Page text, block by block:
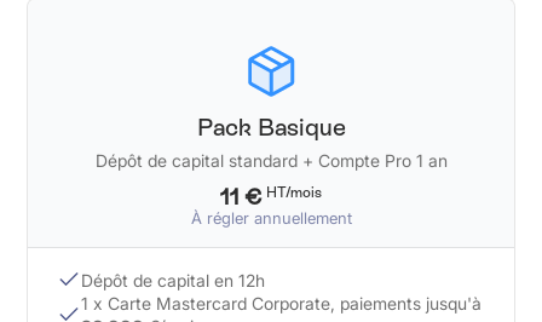
Pack Basique
Dépôt de capital standard + Compte Pro 1 an
11 € HT/mois
À régler annuellement
Dépôt de capital en 12h
1 x Carte Mastercard Corporate, paiements jusqu'à